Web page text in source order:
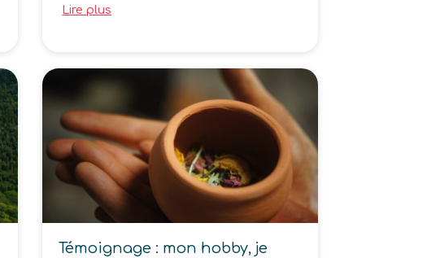
Lire plus
Témoignage : mon hobby, je